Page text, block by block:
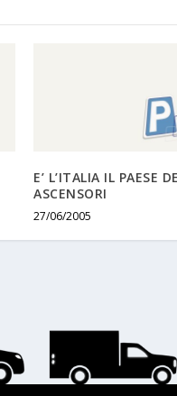
E’ L’ITALIA IL PAESE
ASCENSORI
27/06/2005